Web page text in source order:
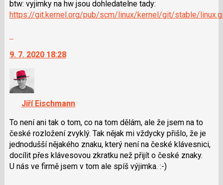
btw: vyjimky na hw jsou dohledatelne tady:
https://git.kernel.org/pub/scm/linux/kernel/git/stable/
další
názor.
K
navigaci
lze
použít
i
klávesy
N
pro
9. 7. 2020 18:28
Jiří Eischmann
To není ani tak o tom, co na tom dělám, ale že jsem na to
české rozložení zvyklý. Tak nějak mi vždycky přišlo, že je
jednodušší nějakého znaku, který není na české klávesnici,
docílit přes klávesovou zkratku než přijít o české znaky.
U nás ve firmě jsem v tom ale spíš výjimka. :-)